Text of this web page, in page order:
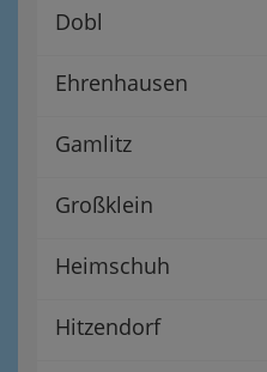
Dobl
Ehrenhausen
Gamlitz
Großklein
Heimschuh
Hitzendorf